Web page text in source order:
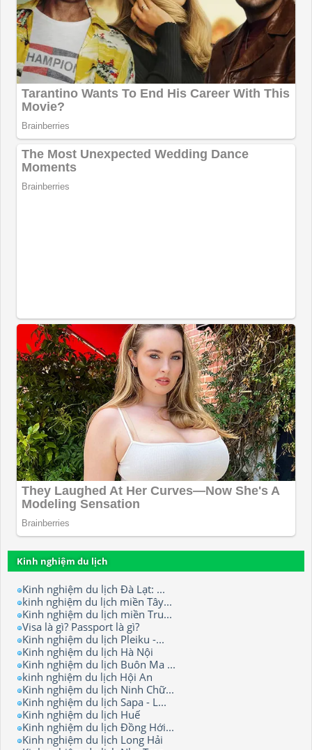
Kinh nghiệm du lịch
Kinh nghiệm du lịch Đà Lạt: ...
kinh nghiệm du lịch miền Tây...
Kinh nghiệm du lịch miền Tru...
Visa là gì? Passport là gì?
Kinh nghiệm du lịch Pleiku -...
Kinh nghiệm du lịch Hà Nội
Kinh nghiệm du lịch Buôn Ma ...
kinh nghiệm du lịch Hội An
Kinh nghiệm du lịch Ninh Chữ...
Kinh nghiệm du lịch Sapa - L...
Kinh nghiệm du lịch Huế
Kinh nghiệm du lịch Đồng Hới...
Kinh nghiệm du lịch Long Hải